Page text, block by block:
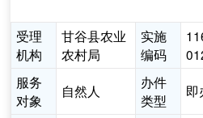
受理
机构
甘谷县农业
农村局
实施
编码
服务
对象
自然人
办件
类型
即